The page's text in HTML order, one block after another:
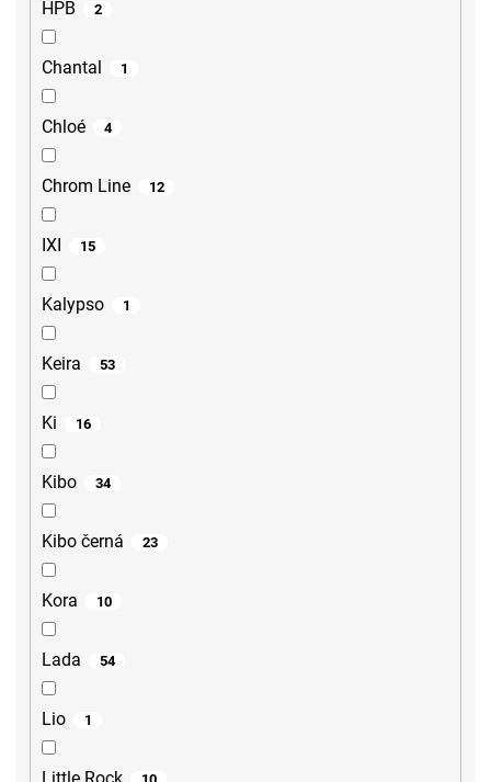
HPB 2
Chantal 1
Chloé 4
Chrom Line 12
IXI 15
Kalypso 1
Keira 53
Ki 16
Kibo 34
Kibo černá 23
Kora 10
Lada 54
Lio 1